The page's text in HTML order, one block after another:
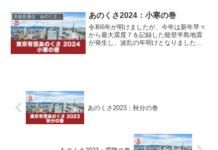
寄せられていた大先輩のご...
支部長通信「あのくさ」 あのくさ2024：小寒の巻
令和6年が明けましたが、今年は新年早々
から最大震度７を記録した能登半島地震
が発生し、波乱の年明けとなりました。
あのくさ2023：秋分の巻